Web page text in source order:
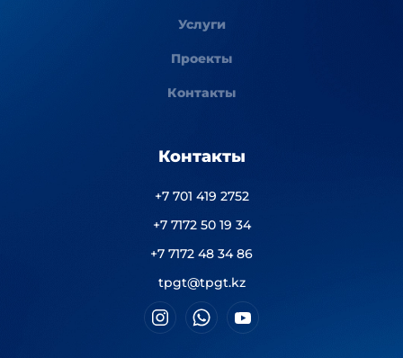
Услуги
Проекты
Контакты
Контакты
+7 701 419 2752
+7 7172 50 19 34
+7 7172 48 34 86
tpgt@tpgt.kz